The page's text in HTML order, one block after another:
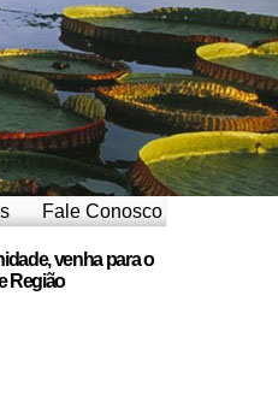
Fale Conosco
venha para o
Região